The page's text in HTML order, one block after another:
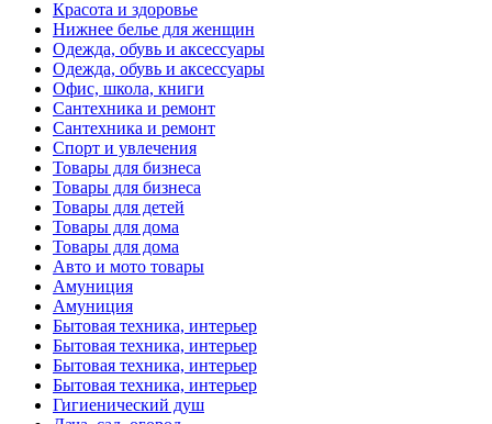
Красота и здоровье
Нижнее белье для женщин
Одежда, обувь и аксессуары
Одежда, обувь и аксессуары
Офис, школа, книги
Сантехника и ремонт
Сантехника и ремонт
Спорт и увлечения
Товары для бизнеса
Товары для бизнеса
Товары для детей
Товары для дома
Товары для дома
Авто и мото товары
Амуниция
Амуниция
Бытовая техника, интерьер
Бытовая техника, интерьер
Бытовая техника, интерьер
Бытовая техника, интерьер
Гигиенический душ